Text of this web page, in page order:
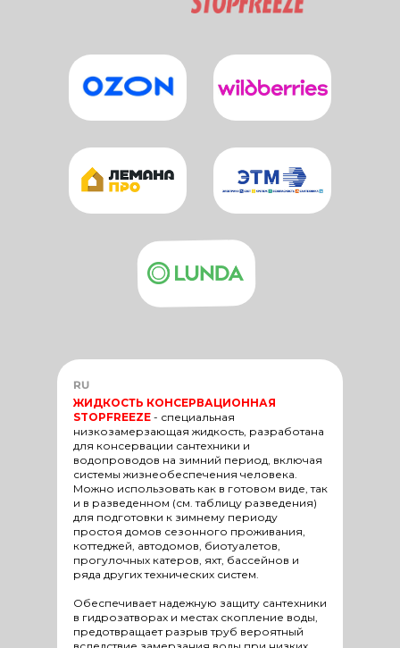
ЖИДКОСТЬ КОНСЕРВАЦИОННАЯ
STOPFREEZE - специальная
низкозамерзающая жидкость, разработана
для консервации сантехники и
водопроводов на зимний период, включая
системы жизнеобеспечения человека.
Можно использовать как в готовом виде, так
и в разведенном (см. таблицу разведения)
для подготовки к зимнему периоду
простоя домов сезонного проживания,
коттеджей, автодомов, биотуалетов,
прогулочных катеров, яхт, бассейнов и
ряда других технических систем.
Обеспечивает надежную защиту сантехники
в гидрозатворах и местах скопление воды,
предотвращает разрыв труб вероятный
RU